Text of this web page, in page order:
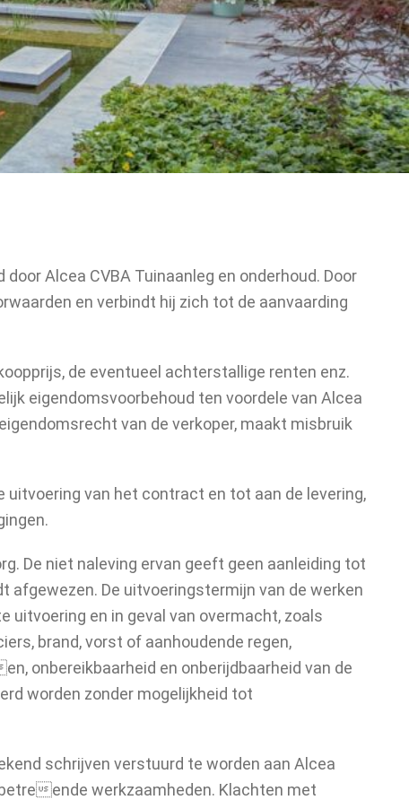
Alcea CVBA Tuinaanleg en onderhoud. Door
en verbindt hij zich tot de aanvaarding
de eventueel achterstallige renten enz.
eigendomsvoorbehoud ten voordele van Alcea
van de verkoper, maakt misbruik
uitvoering van het contract en tot aan de levering,
De niet naleving ervan geeft geen aanleiding tot
afgewezen. De uitvoeringstermijn van de werken
uitvoering en in geval van overmacht, zoals
brand, vorst of aanhoudende regen,
onbereikbaarheid en onberijdbaarheid van de
worden zonder mogelijkheid tot
schrijven verstuurd te worden aan Alcea
ende werkzaamheden. Klachten met